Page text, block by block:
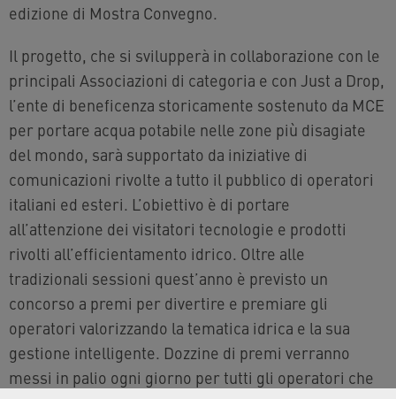
edizione di Mostra Convegno.
Il progetto, che si svilupperà in collaborazione con le
principali Associazioni di categoria e con Just a Drop,
l’ente di beneficenza storicamente sostenuto da MCE
per portare acqua potabile nelle zone più disagiate
del mondo, sarà supportato da iniziative di
comunicazioni rivolte a tutto il pubblico di operatori
italiani ed esteri. L’obiettivo è di portare
all’attenzione dei visitatori tecnologie e prodotti
rivolti all’efficientamento idrico. Oltre alle
tradizionali sessioni quest’anno è previsto un
concorso a premi per divertire e premiare gli
operatori valorizzando la tematica idrica e la sua
gestione intelligente. Dozzine di premi verranno
messi in palio ogni giorno per tutti gli operatori che